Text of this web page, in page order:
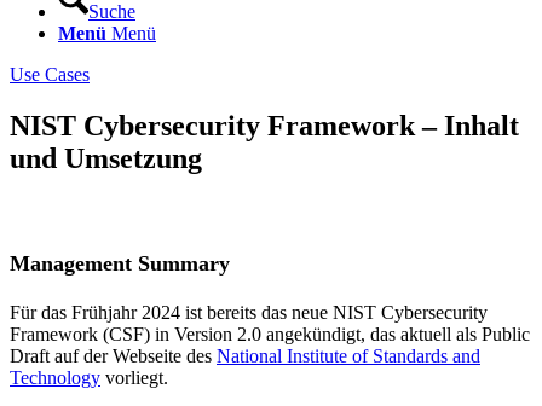
Suche
Menü Menü
Use Cases
NIST Cybersecurity Framework – Inhalt
und Umsetzung
Management Summary
Für das Frühjahr 2024 ist bereits das neue NIST Cybersecurity
Framework (CSF) in Version 2.0 angekündigt, das aktuell als Public
Draft auf der Webseite des National Institute of Standards and
Technology vorliegt.